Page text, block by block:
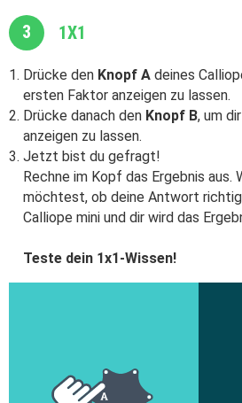
3 1X1
Drücke den Knopf A deines
ersten Faktor anzeigen zu lassen.
Drücke danach den Knopf B, um
anzeigen zu lassen.
Jetzt bist du gefragt!
Rechne im Kopf das Ergebnis aus.
möchtest, ob deine Antwort
Calliope mini und dir wird das
Teste dein 1x1-Wissen!